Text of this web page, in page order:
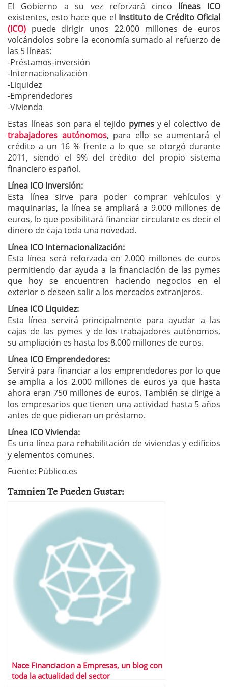
El Gobierno a su vez reforzará cinco líneas ICO
existentes, esto hace que el Instituto de Crédito Oficial
(ICO) puede dirigir unos 22.000 millones de euros
volcándolos sobre la economía sumado al refuerzo de
las 5 líneas:
-Préstamos-inversión
-Internacionalización
-Liquidez
-Emprendedores
-Vivienda
Estas líneas son para el tejido pymesy el colectivo de
trabajadores autónomos, para ello se aumentará el
crédito a un 16 % frente a lo que se otorgó durante
2011, siendo el 9% del crédito del propio sistema
financiero español.
Línea ICO Inversión:
Esta línea sirve para poder comprar vehículos y
maquinarias, la línea se ampliará a 9.000 millones de
euros, lo que posibilitará financiar circulante es decir el
dinero de caja toda una novedad.
Línea ICO Internacionalización:
Esta línea será reforzada en 2.000 millones de euros
permitiendo dar ayuda a la financiación de las pymes
que hoy se encuentren haciendo negocios en el
exterior o deseen salir a los mercados extranjeros.
Línea ICO Liquidez:
Esta línea servirá principalmente para ayudar a las
cajas de las pymes y de los trabajadores autónomos,
su ampliación es hasta los 8.000 millones de euros.
Línea ICO Emprendedores:
Servirá para financiar a los emprendedores por lo que
se amplia a los 2.000 millones de euros ya que hasta
ahora eran 750 millones de euros. También se dirige a
los empresarios que tienen una actividad hasta 5 años
antes de que pidieran un préstamo.
Línea ICO Vivienda:
Es una línea para rehabilitación de viviendas y edificios
y elementos comunes.
Fuente: Público.es
Tamnien Te Pueden Gustar:
Nace Financiacion a Empresas, un blog con
toda la actualidad del sector